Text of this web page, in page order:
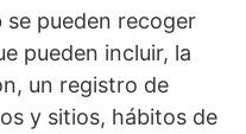
se pueden recoger
pueden incluir, la
un registro de
y sitios, hábitos de